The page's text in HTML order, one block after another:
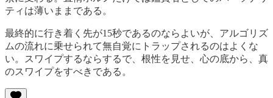
ティは薄いままである。
最終的に行き着く先が15秒であるのならよいが、アルゴリズ
ムの流れに乗せられて無自覚にトラップされるのはよくな
い。スワイプするならするで、根性を見せ、心の底から、真
のスワイプをすべきである。